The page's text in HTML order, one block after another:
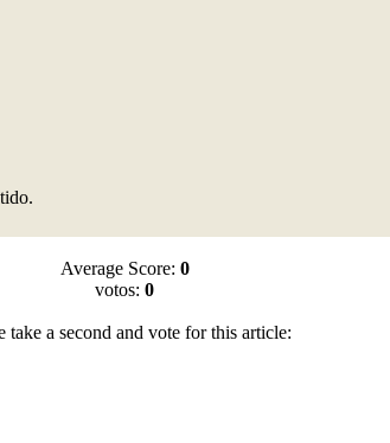
Average Score: 0
votos: 0
take a second and vote for this article: